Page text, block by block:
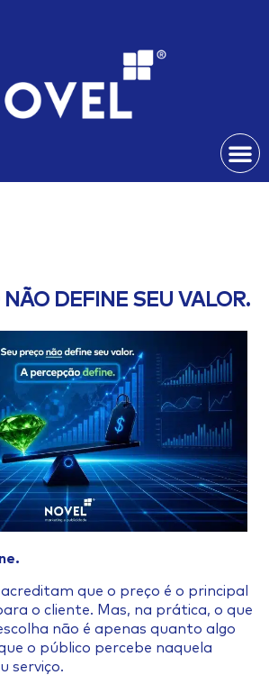
NÃO DEFINE SEU VALOR.
que o preço é o principal
o cliente. Mas, na prática, o que
não é apenas quanto algo
o público percebe naquela
serviço.